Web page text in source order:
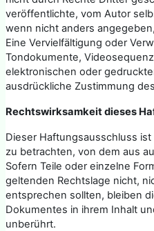
veröffentlichte, vom Autor
wenn nicht anders
Eine Vervielfältigung oder
Tondokumente,
elektronischen oder
ausdrückliche Zustimmung
Rechtswirksamkeit dieses
Dieser Haftungsausschluss
zu betrachten, von dem aus
Sofern Teile oder einzelne
geltenden Rechtslage nicht,
entsprechen sollten, bleiben
Dokumentes in ihrem Inhalt
unberührt.